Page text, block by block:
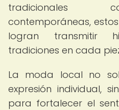
tradicionales
contemporáneas,
logran transmitir
tradiciones en cada
La moda local no
expresión individual,
para fortalecer el